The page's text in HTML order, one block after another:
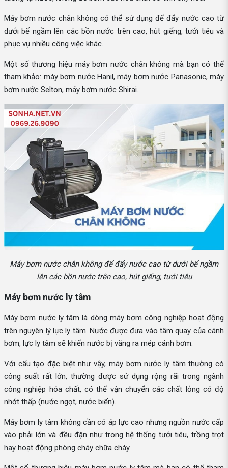
Máy bơm nước chân không có thể sử dụng để đẩy nước cao từ
dưới bể ngầm lên các bồn nước trên cao, hút giếng, tưới tiêu và
phục vụ nhiều công việc khác.
Một số thương hiệu máy bơm nước chân không mà bạn có thể
tham khảo: máy bơm nước Hanil, máy bơm nước Panasonic, máy
bơm nước Selton, máy bơm nước Shirai.
Máy bơm nước chân không để đẩy nước cao từ dưới bể ngầm
lên các bồn nước trên cao, hút giếng, tưới tiêu
Máy bơm nước ly tâm
Máy bơm nước ly tâm là dòng máy bơm công nghiệp hoạt động
trên nguyên lý lực ly tâm. Nước được đưa vào tâm quay của cánh
bơm, lực ly tâm sẽ khiến nước bị văng ra mép cánh bơm.
Với cấu tạo đặc biệt như vậy, máy bơm nước ly tâm thường có
công suất rất lớn, thường được sử dụng rộng rãi trong ngành
công nghiệp hóa chất, có thể vận chuyển các chất lỏng có độ
nhớt thấp (nước ngọt, nước biển).
Máy bơm ly tâm không cần có áp lực cao nhưng nguồn nước cấp
vào phải lớn và đều đặn như trong hệ thống tưới tiêu, trồng trọt
hay hoạt động phòng cháy chữa cháy.